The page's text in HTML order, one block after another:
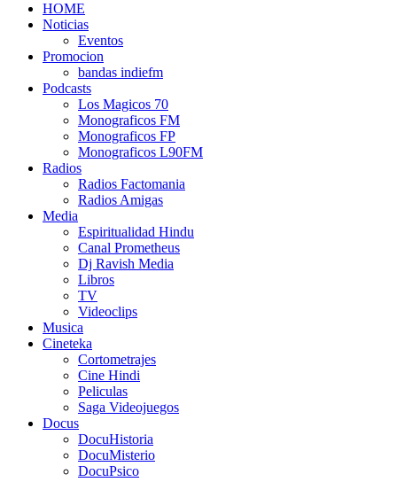
HOME
Noticias
Eventos
Promocion
bandas indiefm
Podcasts
Los Magicos 70
Monograficos FM
Monograficos FP
Monograficos L90FM
Radios
Radios Factomania
Radios Amigas
Media
Espiritualidad Hindu
Canal Prometheus
Dj Ravish Media
Libros
TV
Videoclips
Musica
Cineteka
Cortometrajes
Cine Hindi
Peliculas
Saga Videojuegos
Docus
DocuHistoria
DocuMisterio
DocuPsico